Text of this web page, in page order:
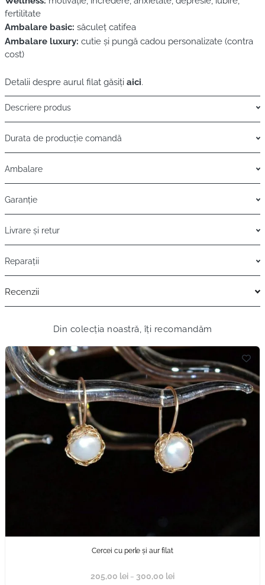
fertilitate
Ambalare basic: săculeț catifea
Ambalare luxury: cutie și pungă cadou personalizate (contra
cost)
Detalii despre aurul filat găsiți aici.
Descriere produs
Durata de producție comandă
Ambalare
Garanție
Livrare și retur
Reparații
Recenzii
Din colecția noastră, îți recomandăm
Cercei cu perle și aur filat
205,00 lei – 300,00 lei